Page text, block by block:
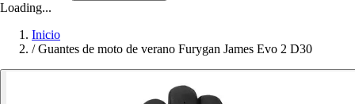
Loading...
Inicio
/ Guantes de moto de verano Furygan James Evo 2 D30